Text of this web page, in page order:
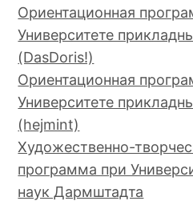
Ориентационная
Университете
(DasDoris!)
Ориентационная
Университете
(hejmint)
Художественно-
программа при
наук Дармштадта